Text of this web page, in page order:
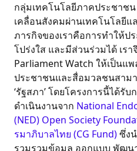
กลุ่มเทคโนโลยีภาคประชาชน
เคลื่อนสังคมผ่านเทคโนโลยีแ
ภารกิจของเราคือการทำให้ป
โปร่งใส และมีส่วนร่วมได้ เร
Parliament Watch ให้เป็นแ
ประชาชนและสื่อมวลชนสาม
‘รัฐสภา’ โดยโครงการนี้ได้รั
ดำเนินงานจาก National
(NED) Open Society
รมาภิบาลไทย (CG Fund)ซึ่ง
รวมรวมข้อมูล ออกแบบ พัฒน